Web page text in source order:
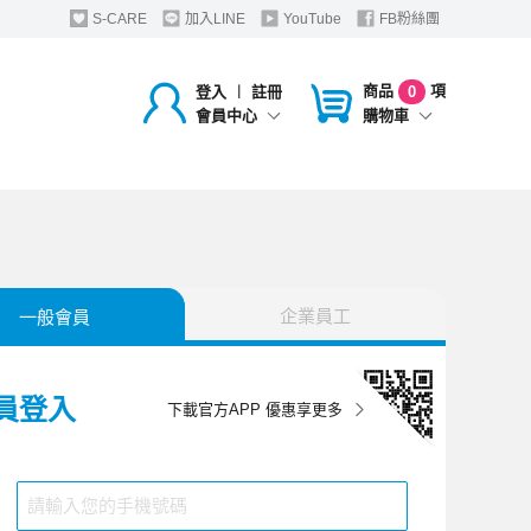
S-CARE 加入LINE YouTube FB粉絲團
登入 ︱
註冊
會員中心
商品 0
項
購物車
下載官方APP 優惠享更多
一般會員 企業員工
登入